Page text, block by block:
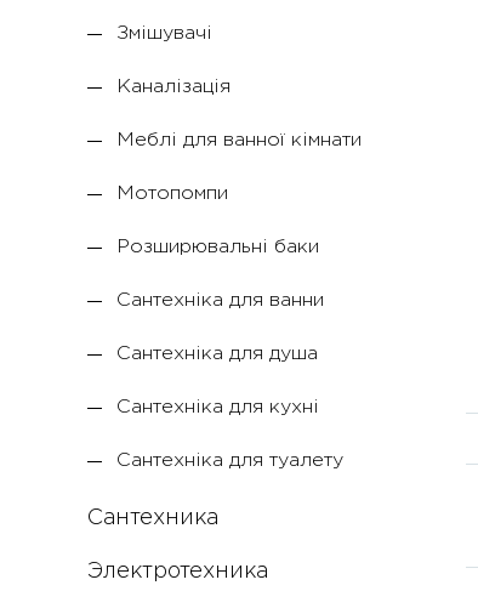
Змішувачі
Каналізація
Меблі для ванної кімнати
Мотопомпи
Розширювальні баки
Сантехніка для ванни
Сантехніка для душа
Сантехніка для кухні
Сантехніка для туалету
Сантехника
Электротехника